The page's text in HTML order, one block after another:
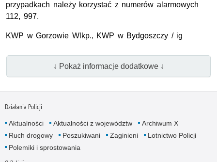
przypadkach należy korzystać z numerów alarmowych
112, 997.
KWP w Gorzowie Wlkp., KWP w Bydgoszczy / ig
↓ Pokaż informacje dodatkowe ↓
Działania Policji
Aktualności Aktualności z województw
Archiwum X
Ruch drogowy
Poszukiwani Zaginieni
Lotnictwo Policji
Polemiki i sprostowania